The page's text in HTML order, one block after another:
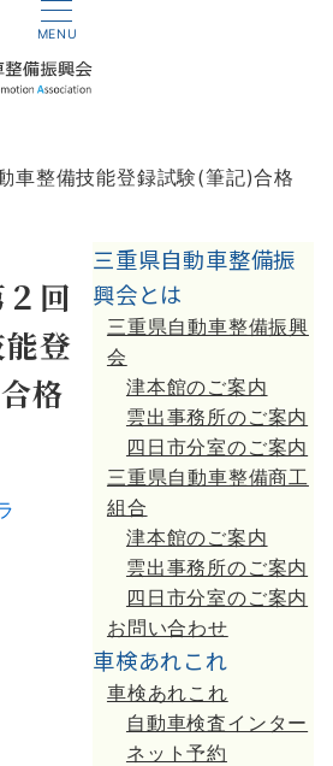
MENU
車整備技能登録試験(筆記)合格
回
登
格
三重県自動車整備振
興会とは
三重県自動車整備振興
会
津本館のご案内
雲出事務所のご案内
四日市分室のご案内
三重県自動車整備商工
組合
津本館のご案内
雲出事務所のご案内
四日市分室のご案内
お問い合わせ
車検あれこれ
車検あれこれ
自動車検査インター
ネット予約